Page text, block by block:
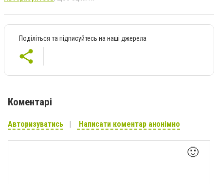
Поділіться та підписуйтесь на наші джерела
Коментарі
Авторизуватись Написати коментар анонімно
🙂